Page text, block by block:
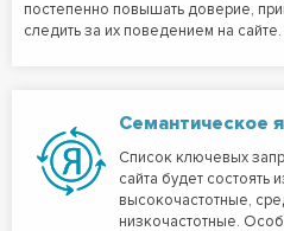
постепенно повышать доверие,
следить за их поведением на сайте.
Семантическое
Список ключевых
сайта будет состоять
высокочастотные,
низкочастотные.